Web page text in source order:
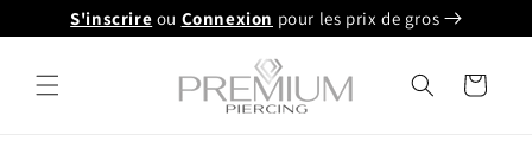
passerS'inscrire ou Connexion pour les prix de gros
Panier